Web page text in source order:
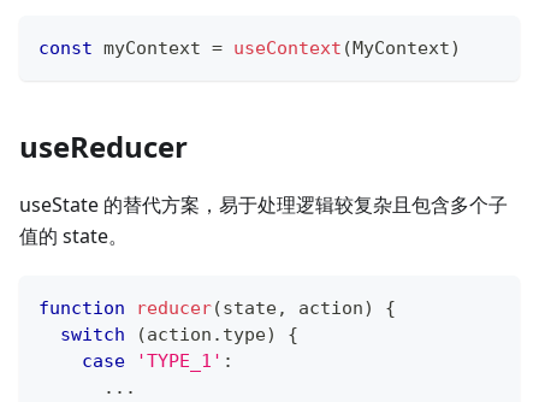
const myContext = useContext (MyContext)
useReducer
useState 的替代方案，易于处理逻辑较复杂且包含多个子
值的 state。
function reducer(state, action)
{
switch
(action . type)
{
case
'TYPE_1' :
...